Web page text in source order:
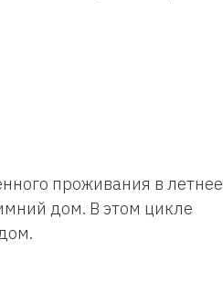
проживания в летнее
дом. В этом цикле